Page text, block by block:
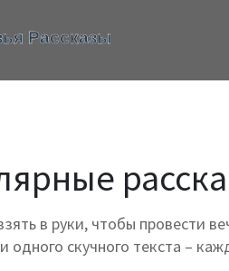
в руки, чтобы провести
одного скучного текста –